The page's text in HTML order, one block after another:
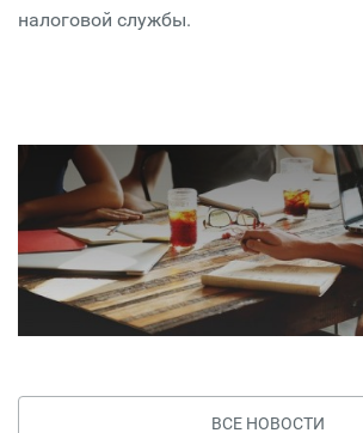
налоговой службы.
ВСЕ НОВОСТИ